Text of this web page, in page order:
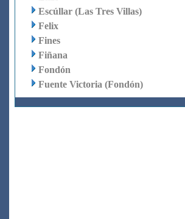
Escúllar (Las Tres Villas)
Felix
Fines
Fiñana
Fondón
Fuente Victoria (Fondón)